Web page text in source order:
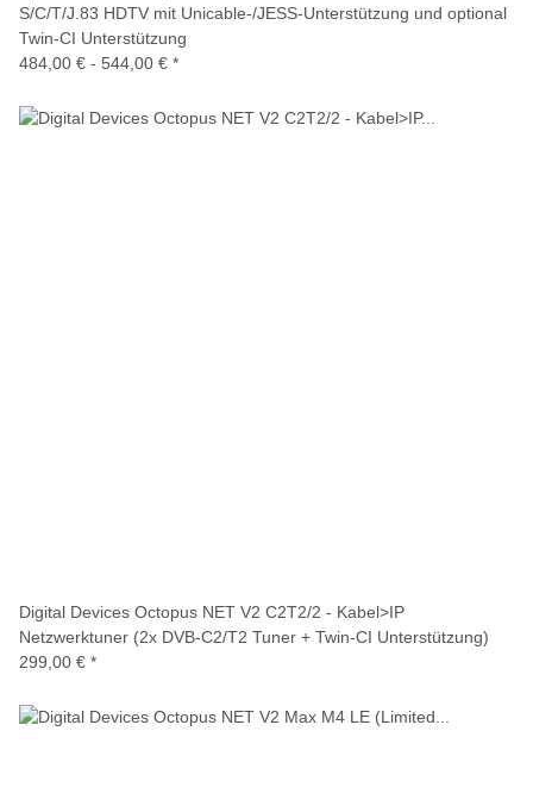
S/C/T/J.83 HDTV mit Unicable-/JESS-Unterstützung und optional
Twin-CI Unterstützung
484,00 € - 544,00 € *
Digital Devices Octopus NET V2 C2T2/2 - Kabel>IP
Netzwerktuner (2x DVB-C2/T2 Tuner + Twin-CI Unterstützung)
299,00 € *